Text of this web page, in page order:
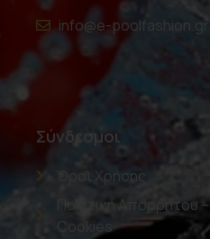
info@e-poolfashion.gr
Σύνδεσμοι
Όροι Χρήσης
Πολιτική Απορρήτου –
Cookies